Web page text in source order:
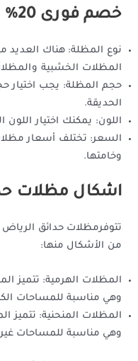
خصم فورى 20% اتصل الآن
نوع المظلة: هناك العديد
المظلات الخشبية
حجم المظلة: يجب اختيار
الحديقة.
اللون: يمكنك اختيار
السعر: تختلف أسعار
وخامتها.
اشكال مظلات
من الأشكال منها:
المظلات الهرمية: تتميز
وهي مناسبة للمساحات
المظلات المنحنية: تتميز
وهي مناسبة للمساحات